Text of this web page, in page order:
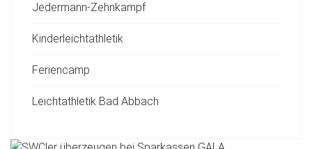
Jedermann-Zehnkampf
Kinderleichtathletik
Feriencamp
Leichtathletik Bad Abbach